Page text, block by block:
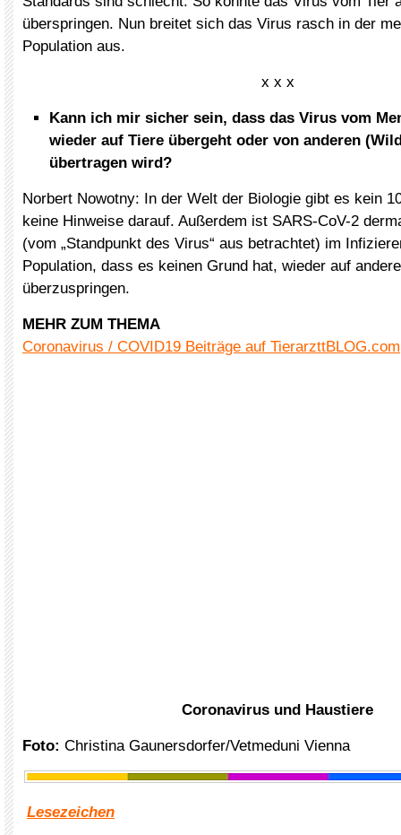
überspringen. Nun breitet sich das Virus rasch in der
Population aus.
x x x
Kann ich mir sicher sein, dass das Virus vom
wieder auf Tiere übergeht oder von anderen
übertragen wird?
Norbert Nowotny: In der Welt der Biologie gibt es kein
keine Hinweise darauf. Außerdem ist SARS-CoV-2
(vom „Standpunkt des Virus“ aus betrachtet) im
Population, dass es keinen Grund hat, wieder auf
überzuspringen.
MEHR ZUM THEMA
Coronavirus / COVID19 Beiträge auf TierarzttBLOG.com
Coronavirus und Haustiere
Foto: Christina Gaunersdorfer/Vetmeduni Vienna
Lesezeichen